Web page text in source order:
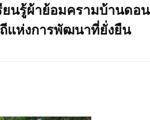
นรู้ผ้าย้อมครามบ้านดอน
แห่งการพัฒนาที่ยั่งยืน